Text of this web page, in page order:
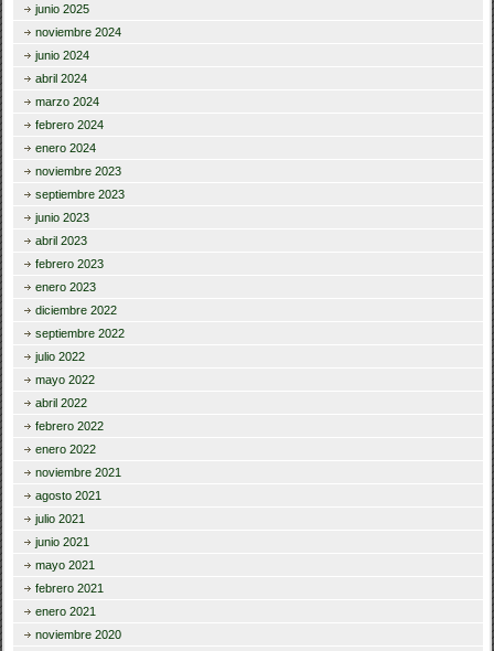
junio 2025
noviembre 2024
junio 2024
abril 2024
marzo 2024
febrero 2024
enero 2024
noviembre 2023
septiembre 2023
junio 2023
abril 2023
febrero 2023
enero 2023
diciembre 2022
septiembre 2022
julio 2022
mayo 2022
abril 2022
febrero 2022
enero 2022
noviembre 2021
agosto 2021
julio 2021
junio 2021
mayo 2021
febrero 2021
enero 2021
noviembre 2020